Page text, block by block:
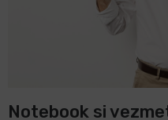
Notebook si